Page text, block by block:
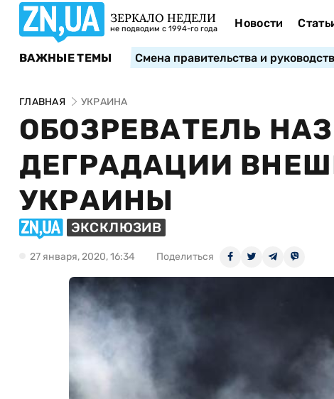
ЗЕРКАЛО НЕДЕЛИ
не подводим с 1994-го года Новости
ВАЖНЫЕ ТЕМЫ Смена правительства и
ГЛАВНАЯ УКРАИНА
ОБОЗРЕВАТЕЛЬ
ДЕГРАДАЦИИ
УКРАИНЫ
ЭКСКЛЮЗИВ
27 января, 2020, 16:34 Поделиться